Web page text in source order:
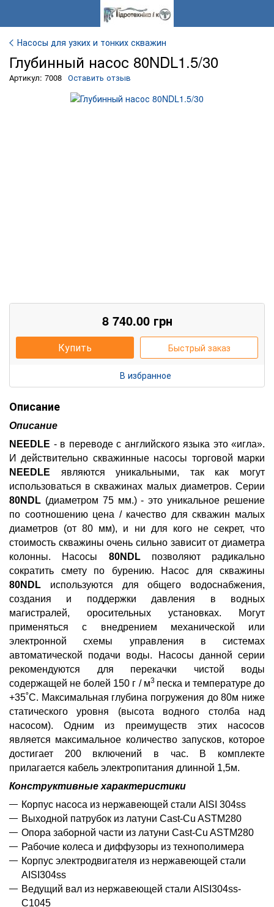
Насосы для узких и тонких скважин
Глубинный насос 80NDL1.5/30
Артикул: 7008 Оставить отзыв
8 740.00грн
Купить Быстрый заказ
В избранное
Описание
Описание
NEEDLE - в переводе с английского языка это «игла».
И действительно скважинные насосы торговой марки
NEEDLE являются уникальными, так как могут
использоваться в скважинах малых диаметров. Серии
80NDL (диаметром 75 мм.) - это уникальное решение
по соотношению цена / качество для скважин малых
диаметров (от 80 мм), и ни для кого не секрет, что
стоимость скважины очень сильно зависит от диаметра
колонны. Насосы 80NDLпозволяют радикально
сократить смету по бурению. Насос для скважины
80NDL используются для общего водоснабжения,
создания и поддержки давления в водных
магистралей, оросительных установках. Могут
применяться с внедрением механической или
электронной схемы управления в системах
автоматической подачи воды. Насосы данной серии
рекомендуются для перекачки чистой воды
содержащей не болей 150 г / м3 песка и температуре до
+35˚С. Максимальная глубина погружения до 80м ниже
статического уровня (высота водного столба над
насосом). Одним из преимуществ этих насосов
является максимальное количество запусков, которое
достигает 200 включений в час. В комплекте
прилагается кабель электропитания длинной 1,5м.
Конструктивные характеристики
Корпус насоса из нержавеющей стали AISI 304ss
Выходной патрубок из латуни Cast-Cu ASTM280
Опора заборной части из латуни Cast-Cu ASTM280
Рабочие колеса и диффузоры из технополимера
Корпус электродвигателя из нержавеющей стали
AISI304ss
Ведущий вал из нержавеющей стали AISI304ss-
C1045